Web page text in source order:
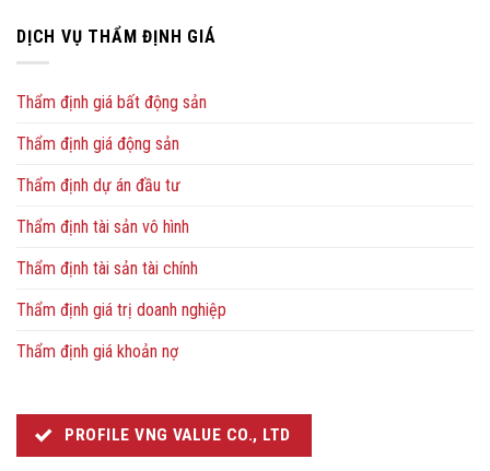
DỊCH VỤ THẨM ĐỊNH GIÁ
Thẩm định giá bất động sản
Thẩm định giá động sản
Thẩm định dự án đầu tư
Thẩm định tài sản vô hình
Thẩm định tài sản tài chính
Thẩm định giá trị doanh nghiệp
Thẩm định giá khoản nợ
PROFILE VNG VALUE CO., LTD